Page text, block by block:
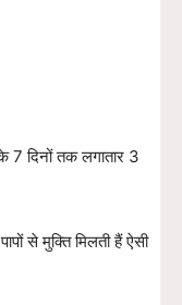
7 दिनों तक लगातार 3
से मुक्ति मिलती हैं ऐसी